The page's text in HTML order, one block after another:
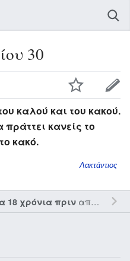
30
καλού και του κακού.
κανείς το
κακό.
Λακτάντιος
18 χρόνια πριναπό τον την